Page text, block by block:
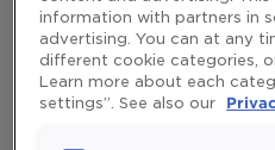
хочет большинство
Физически
information with partners in
advertising. You can at any
different cookie categories,
Learn more about each
settings”. See also our